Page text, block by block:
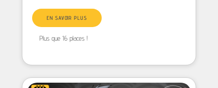
EN SAVOIR PLUS
Plus que 16 places !